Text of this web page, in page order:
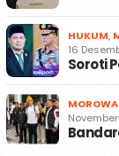
HUKUM,
16
Soroti